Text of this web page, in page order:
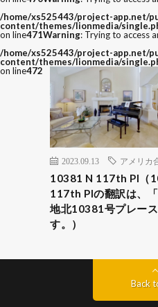
/home/xs525443/project-app.net/
content/themes/lionmedia/
on line471Warning: Trying to access
/home/xs525443/project-app.net/
content/themes/lionmedia/
on line472
2023.09.13 アメリカ
10381 N 117th Pl（
117th Plの翻訳は、
地北10381号プレー
す。）
Back